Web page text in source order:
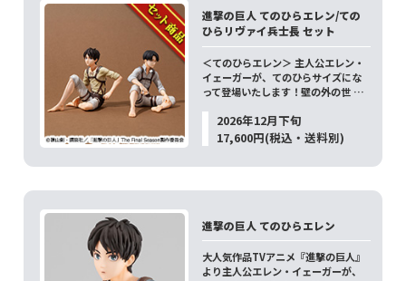
進撃の巨人 てのひらエレン/ての
ひらリヴァイ兵士長 セット
＜てのひらエレン＞ 主人公エレン・
イェーガーが、てのひらサイズにな
って登場いたします！壁の外の世 …
2026年12月下旬
17,600円(税込・送料別)
進撃の巨人 てのひらエレン
大人気作品TVアニメ『進撃の巨人』
より主人公エレン・イェーガーが、